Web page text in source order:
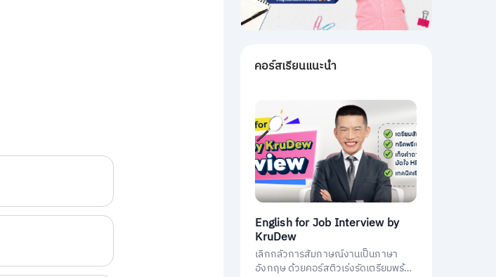
คอร์สเรียนแนะนำ
English for Job Interview by
KruDew
เลิกกลัวการสัมภาษณ์งานเป็นภาษา
อังกฤษ ด้วยคอร์สติวเร่งรัดเตรียมพร้อม